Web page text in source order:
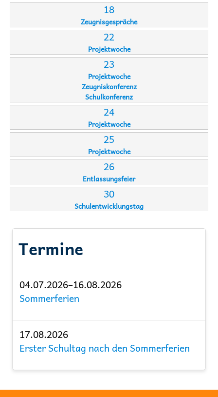
18
Zeugnisgespräche
22
Projektwoche
23
Projektwoche
Zeugniskonferenz
Schulkonferenz
24
Projektwoche
25
Projektwoche
26
Entlassungsfeier
30
Schulentwicklungstag
Termine
04.07.2026–16.08.2026
Sommerferien
17.08.2026
Erster Schultag nach den Sommerferien